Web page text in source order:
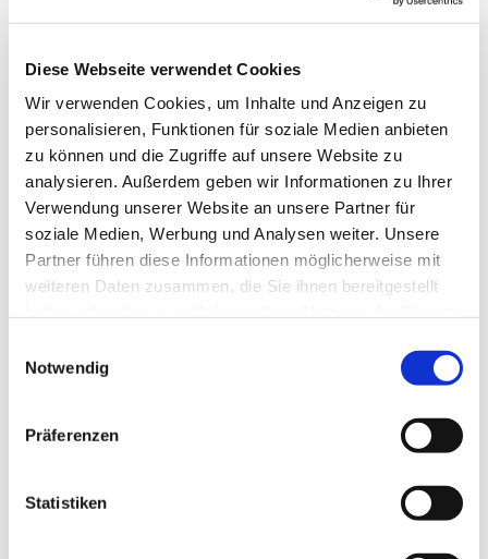
Diese Webseite verwendet Cookies
Wir verwenden Cookies, um Inhalte und Anzeigen zu
personalisieren, Funktionen für soziale Medien anbieten
zu können und die Zugriffe auf unsere Website zu
analysieren. Außerdem geben wir Informationen zu Ihrer
Verwendung unserer Website an unsere Partner für
soziale Medien, Werbung und Analysen weiter. Unsere
Partner führen diese Informationen möglicherweise mit
weiteren Daten zusammen, die Sie ihnen bereitgestellt
Notwendig
Präferenzen
Statistiken